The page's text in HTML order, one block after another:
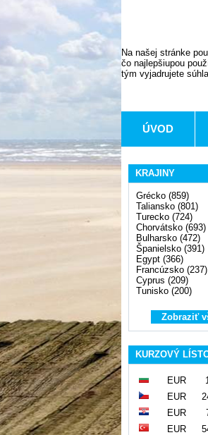
Na našej stránke
čo najlepšiupou
tým vyjadrujete
ÚVOD
KRAJINY
Grécko (859)
Taliansko (801)
Turecko (724)
Chorvátsko (693)
Bulharsko (472)
Španielsko (391)
Egypt (366)
Francúzsko (237)
Cyprus (209)
Tunisko (200)
Zobraziť
KURZOVÝ
EUR
EUR
EUR
EUR